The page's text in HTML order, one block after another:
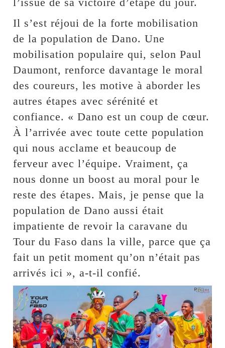
Il s’est réjoui de la forte mobilisation
de la population de Dano. Une
mobilisation populaire qui, selon Paul
Daumont, renforce davantage le moral
des coureurs, les motive à aborder les
autres étapes avec sérénité et
confiance. « Dano est un coup de cœur.
À l’arrivée avec toute cette population
qui nous acclame et beaucoup de
ferveur avec l’équipe. Vraiment, ça
nous donne un boost au moral pour le
reste des étapes. Mais, je pense que la
population de Dano aussi était
impatiente de revoir la caravane du
Tour du Faso dans la ville, parce que ça
fait un petit moment qu’on n’était pas
arrivés ici », a-t-il confié.